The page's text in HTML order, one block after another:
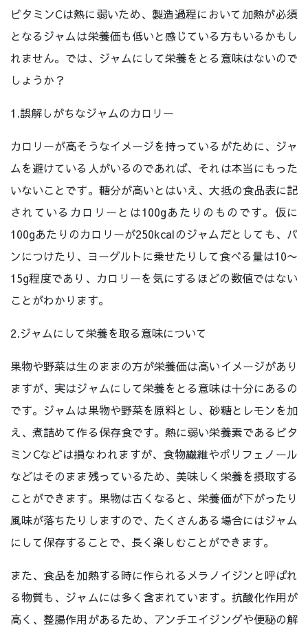
ビタミンCは熱に弱いため、製造過程において加熱が必須
となるジャムは栄養価も低いと感じている方もいるかもし
れません。では、ジャムにして栄養をとる意味はないので
しょうか？
1.誤解しがちなジャムのカロリー
カロリーが高そうなイメージを持っているがために、ジャ
ムを避けている人がいるのであれば、それは本当にもった
いないことです。糖分が高いとはいえ、大抵の食品表に記
されているカロリーとは100gあたりのものです。仮に
100gあたりのカロリーが250kcalのジャムだとしても、パ
ンにつけたり、ヨーグルトに乗せたりして食べる量は10〜
15g程度であり、カロリーを気にするほどの数値ではない
ことがわかります。
2.ジャムにして栄養を取る意味について
果物や野菜は生のままの方が栄養価は高いイメージがあり
ますが、実はジャムにして栄養をとる意味は十分にあるの
です。ジャムは果物や野菜を原料とし、砂糖とレモンを加
え、煮詰めて作る保存食です。熱に弱い栄養素であるビタ
ミンCなどは損なわれますが、食物繊維やポリフェノール
などはそのまま残っているため、美味しく栄養を摂取する
ことができます。果物は古くなると、栄養価が下がったり
風味が落ちたりしますので、たくさんある場合にはジャム
にして保存することで、長く楽しむことができます。
また、食品を加熱する時に作られるメラノイジンと呼ばれ
る物質も、ジャムには多く含まれています。抗酸化作用が
高く、整腸作用があるため、アンチエイジングや便秘の解